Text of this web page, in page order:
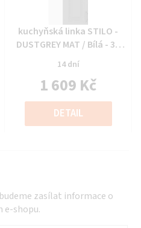
Průměrné
hodnocení
produktu
je
0,0
5
hvězdiček.
kuchyňská linka STILO -
DUSTGREY MAT / Bílá - 30
horní vys. (30 G-90 1F)
14 dní
1 609 Kč
Měrná
cena:
DETAIL
zasílat informace o
e-shopu.